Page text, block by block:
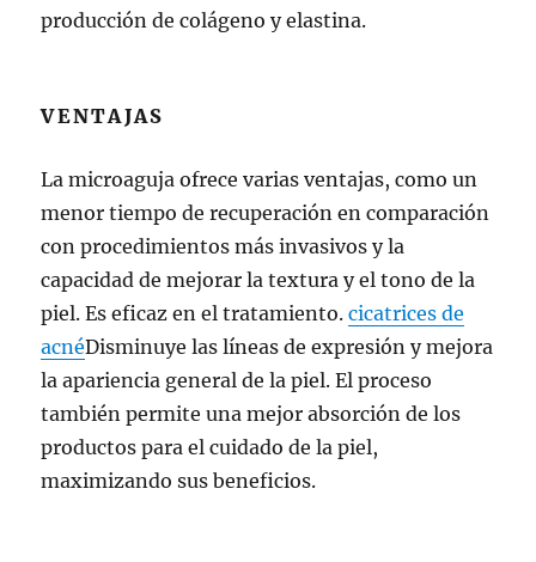
producción de colágeno y elastina.
VENTAJAS
La microaguja ofrece varias ventajas, como un
menor tiempo de recuperación en comparación
con procedimientos más invasivos y la
capacidad de mejorar la textura y el tono de la
piel. Es eficaz en el tratamiento.cicatrices de
acnéDisminuye las líneas de expresión y mejora
la apariencia general de la piel. El proceso
también permite una mejor absorción de los
productos para el cuidado de la piel,
maximizando sus beneficios.